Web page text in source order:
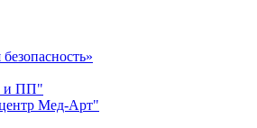
ПП"
Мед-Арт"